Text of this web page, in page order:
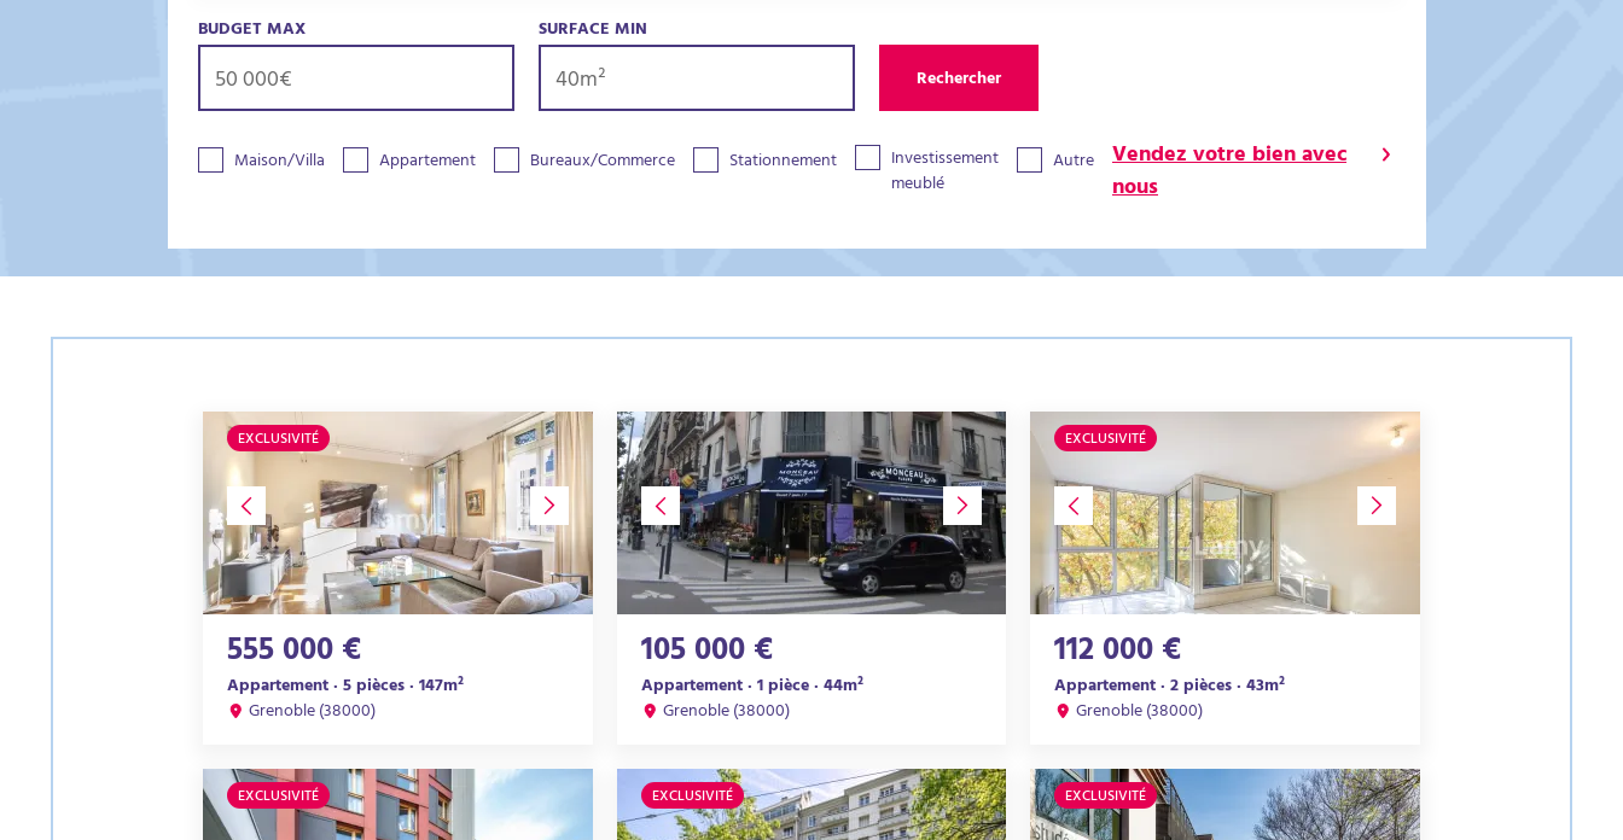
BUDGET MAX
SURFACE MIN
Rechercher
Maison/Villa Appartement Bureaux/Commerce Stationnement Investissement
meublé
Autre Vendez votre bien avec
nous
EXCLUSIVITÉ
555 000 €
Appartement · 5 pièces · 147m²
Grenoble (38000)
105 000 €
Appartement · 1 pièce · 44m²
Grenoble (38000)
EXCLUSIVITÉ
112 000 €
Appartement · 2 pièces · 43m²
Grenoble (38000)
EXCLUSIVITÉ EXCLUSIVITÉ EXCLUSIVITÉ